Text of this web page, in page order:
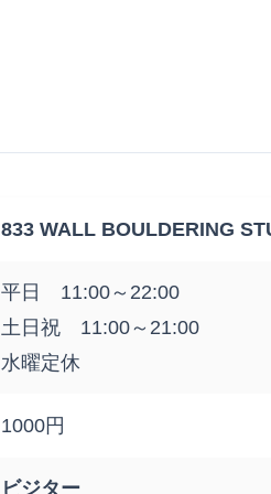
833 WALL BOULDERING
平日 11:00～22:00
土日祝 11:00～21:00
水曜定休
1000円
ビジター